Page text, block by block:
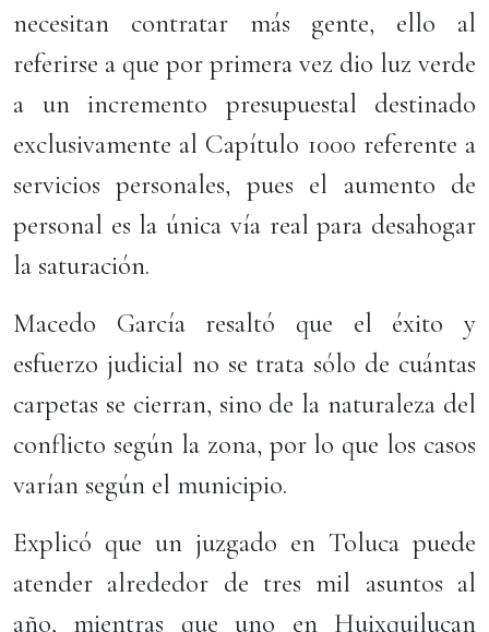
necesitan contratar más gente, ello al
referirse a que por primera vez dio luz verde
a un incremento presupuestal destinado
exclusivamente al Capítulo 1000 referente a
servicios personales, pues el aumento de
personal es la única vía real para desahogar
la saturación.
Macedo García resaltó que el éxito y
esfuerzo judicial no se trata sólo de cuántas
carpetas se cierran, sino de la naturaleza del
conflicto según la zona, por lo que los casos
varían según el municipio.
Explicó que un juzgado en Toluca puede
atender alrededor de tres mil asuntos al
año, mientras que uno en Huixquilucan